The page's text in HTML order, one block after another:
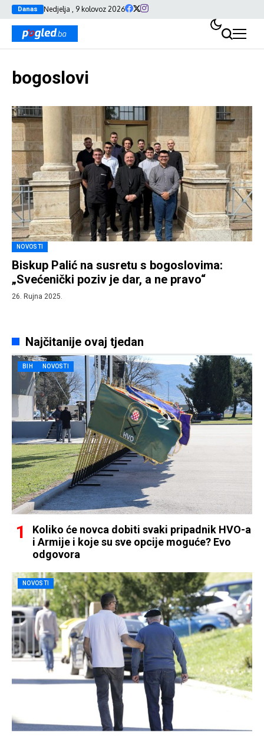
Danas Nedjelja , 9 kolovoz 2026
bogoslovi
NOVOSTI
Biskup Palić na susretu s bogoslovima:
„Svećenički poziv je dar, a ne pravo“
26. Rujna 2025.
Najčitanije ovaj tjedan
BIH NOVOSTI
Koliko će novca dobiti svaki pripadnik HVO-a
i Armije i koje su sve opcije moguće? Evo
odgovora
NOVOSTI